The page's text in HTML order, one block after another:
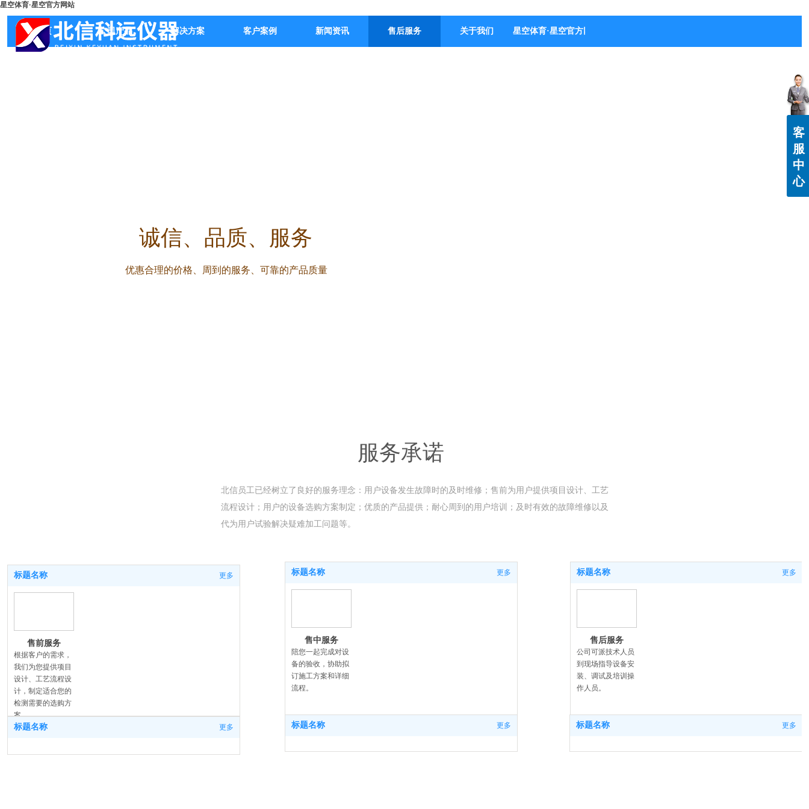
星空体育·星空官方网站
首页 公司产品 解决方案 客户案例 新闻资讯 售后服务 关于我们 星空体育·星空官方网站-星空体育（中国）
诚信、品质、服务
优惠合理的价格、周到的服务、可靠的产品质量
标题名称 更多
售前服务
根据客户的需求，
我们为您提供项目
设计、工艺流程设
计，制定适合您的
检测需要的选购方
案。
标题名称 更多
标题名称 更多
售中服务
陪您一起完成对设
备的验收，协助拟
订施工方案和详细
流程。
标题名称 更多
标题名称 更多
售后服务
公司可派技术人员
到现场指导设备安
装、调试及培训操
作人员。
标题名称 更多
服务承诺
北信员工已经树立了良好的服务理念：用户设备发生故障时的及时维修；售前为用户提供项目设计、工艺
流程设计；用户的设备选购方案制定；优质的产品提供；耐心周到的用户培训；及时有效的故障维修以及
代为用户试验解决疑难加工问题等。
客
服
中
心